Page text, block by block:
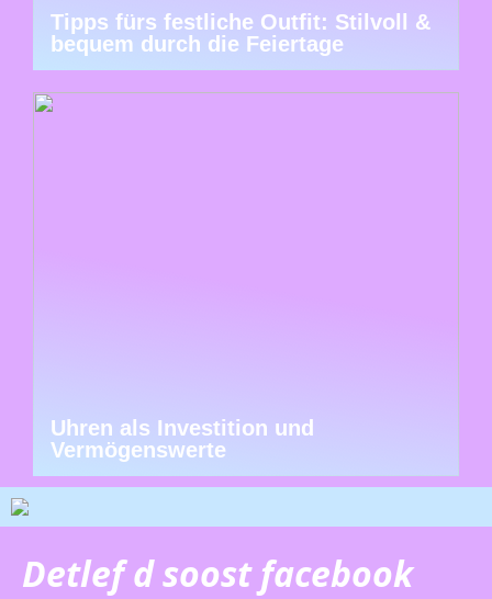
Tipps fürs festliche Outfit: Stilvoll &
bequem durch die Feiertage
Uhren als Investition und
Vermögenswerte
Detlef d soost facebook